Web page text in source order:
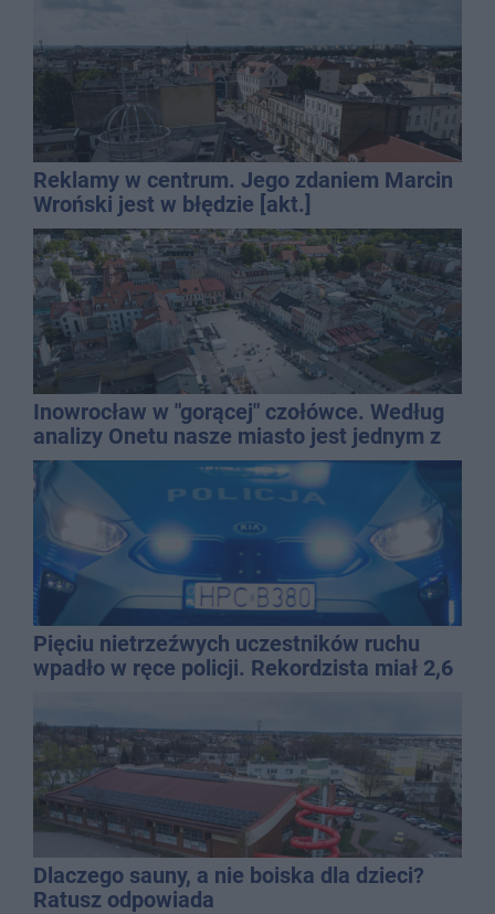
Reklamy w centrum. Jego zdaniem Marcin
Wroński jest w błędzie [akt.]
Inowrocław w "gorącej" czołówce. Według
analizy Onetu nasze miasto jest jednym z
najbardziej narażonych na upały
Pięciu nietrzeźwych uczestników ruchu
wpadło w ręce policji. Rekordzista miał 2,6
Dlaczego sauny, a nie boiska dla dzieci?
Ratusz odpowiada